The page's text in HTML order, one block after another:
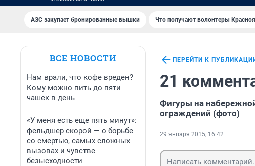
AЗС закупает бронированные вышки Что получают волонтеры
ВСЕ НОВОСТИ
Нам врали, что кофе вреден?
Кому можно пить до пяти
чашек в день
«У меня есть еще пять минут»:
фельдшер скорой — о борьбе
со смертью, самых сложных
вызовах и чувстве
безысходности
ПЕРЕЙТИ К
21
Фигуры на
ограждений (фото)
29 января 2015, 16:42